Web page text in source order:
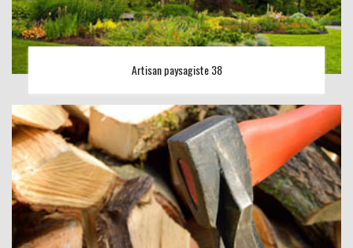
Artisan paysagiste 38